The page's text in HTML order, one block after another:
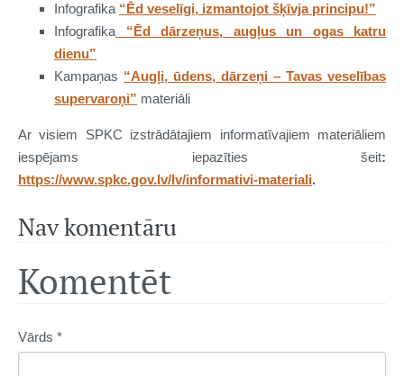
Infografika “Ēd veselīgi, izmantojot šķīvja principu!”
Infografika“Ēd dārzeņus, augļus un ogas katru
dienu”
Kampaņas “Augļi, ūdens, dārzeņi – Tavas veselības
supervaroņi” materiāli
Ar visiem SPKC izstrādātajiem informatīvajiem materiāliem
iespējams iepazīties šeit:
https://www.spkc.gov.lv/lv/informativi-materiali.
Nav komentāru
Komentēt
Vārds *